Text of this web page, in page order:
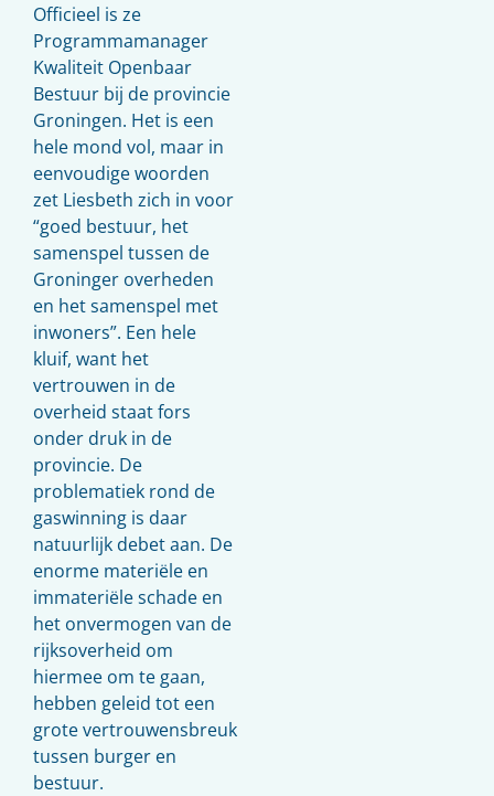
Officieel is ze
Programmamanager
Kwaliteit Openbaar
Bestuur bij de provincie
Groningen. Het is een
hele mond vol, maar in
eenvoudige woorden
zet Liesbeth zich in voor
“goed bestuur, het
samenspel tussen de
Groninger overheden
en het samenspel met
inwoners”. Een hele
kluif, want het
vertrouwen in de
overheid staat fors
onder druk in de
provincie. De
problematiek rond de
gaswinning is daar
natuurlijk debet aan. De
enorme materiële en
immateriële schade en
het onvermogen van de
rijksoverheid om
hiermee om te gaan,
hebben geleid tot een
grote vertrouwensbreuk
tussen burger en
bestuur.